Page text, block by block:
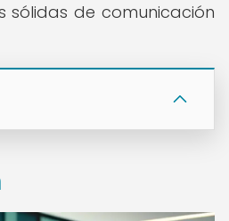
sólidas de comunicación